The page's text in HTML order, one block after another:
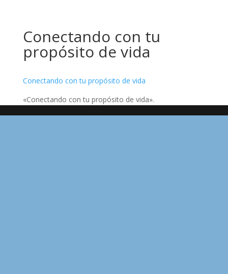
Conectando con tu
propósito de vida
Conectando con tu propósito de vida
«Conectando con tu propósito de vida».